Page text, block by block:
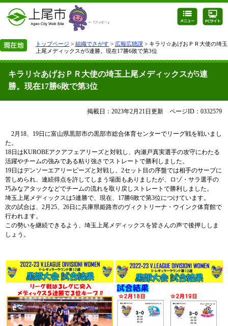
トップページ > 組織でさがす > 広報広聴課 > キラリ☆あげおＰＲ大使の埼玉
上尾メディックスが5連勝。現在17勝6敗で第3位
キラリ☆あげおＰＲ大使の埼玉上尾メディックスが5連
勝。現在17勝6敗で第3位
掲載日：2023年2月21日更新 ページID：0332579
2月18、19日に富山県黒部市の黒部市総合体育センターでリーグ戦を戦いまし
た。
18日はKUROBEアクアフェアリーズと対戦し、内瀬戸真実選手の攻守にわたる
活躍やチームの強みである粘り強さでストレートで勝利しました。
19日はデンソーエアリービーズと対戦し、2セット目の序盤では相手のサーブに
苦しめられ、連続得点を許してしまう場面もありましたが、ロゾ・サラ選手の
巧みなアタックなどでチームの流れを取り戻しストレートで勝利しました。
埼玉上尾メディックスは5連勝で、現在、17勝6敗で第3位につけています。
次の試合は、2月25、26日に兵庫県姫路市のヴィクトリーナ・ウインク体育館で
行われます。
この勢いを継続できるよう、埼玉上尾メディックスを皆さんの声で後押ししま
しょう。